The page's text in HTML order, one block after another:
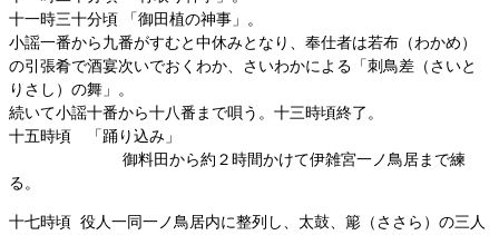
十一時三十分頃 「御田植の神事」。
小謡一番から九番がすむと中休みとなり、奉仕者は若布（わかめ）
の引張肴で酒宴次いでおくわか、さいわかによる「刺鳥差（さいと
りさし）の舞」。
続いて小謡十番から十八番まで唄う。十三時頃終了。
十五時頃 「踊り込み」
御料田から約２時間かけて伊雑宮一ノ鳥居まで練
る。
十七時頃 役人一同一ノ鳥居内に整列し、太鼓、簓（ささら）の三人